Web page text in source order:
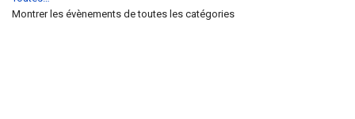
Montrer les évènements de toutes les catégories